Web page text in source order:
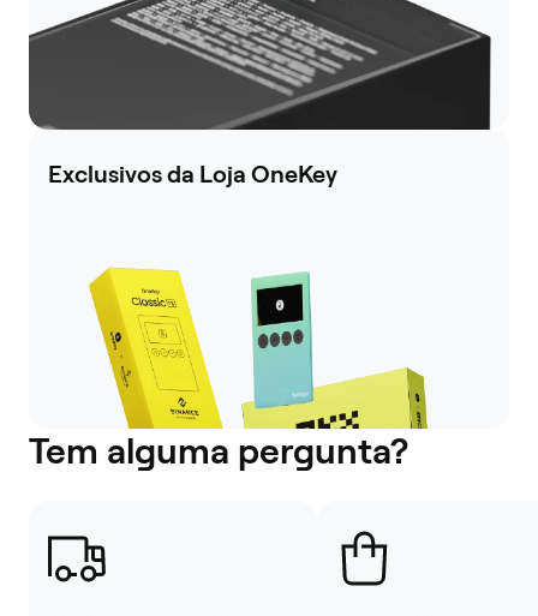
Exclusivos da Loja OneKey
Tem alguma pergunta?